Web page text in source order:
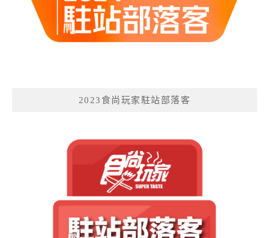
2023食尚玩家駐站部落客